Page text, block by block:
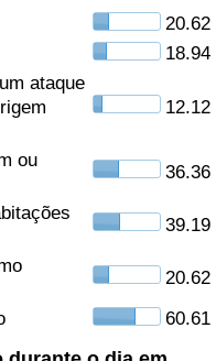
20.62
18.94
ataque
12.12
ou
36.36
39.19
20.62
60.61